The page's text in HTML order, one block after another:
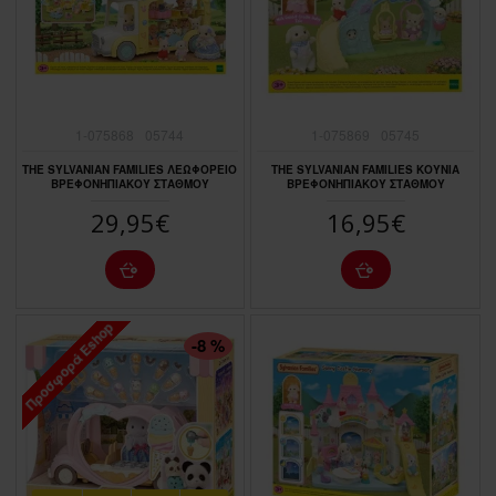
THE SYLVANIAN FAMILIES ΛΕΩΦΟΡΕΙΟ
ΒΡΕΦΟΝΗΠΙΑΚΟΥ ΣΤΑΘΜΟΥ
29,95€
THE SYLVANIAN FAMILIES ΚΟΥΝΙΑ
ΒΡΕΦΟΝΗΠΙΑΚΟΥ ΣΤΑΘΜΟΥ
16,95€
ΠΤΏΣΗ ΤΙΜΉΣ
Προσφορά Eshop -8 %